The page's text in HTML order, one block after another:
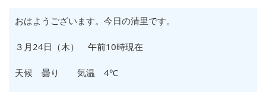
おはようございます。今日の清里です。
３月24日（木） 午前10時現在
天候 曇り 気温 4℃